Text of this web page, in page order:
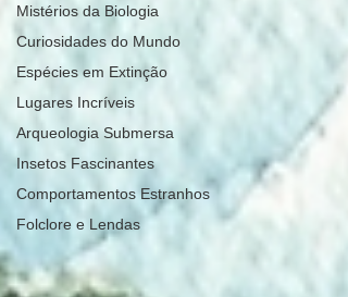
Mistérios da Biologia
Curiosidades do Mundo
Espécies em Extinção
Lugares Incríveis
Arqueologia Submersa
Insetos Fascinantes
Comportamentos Estranhos
Folclore e Lendas